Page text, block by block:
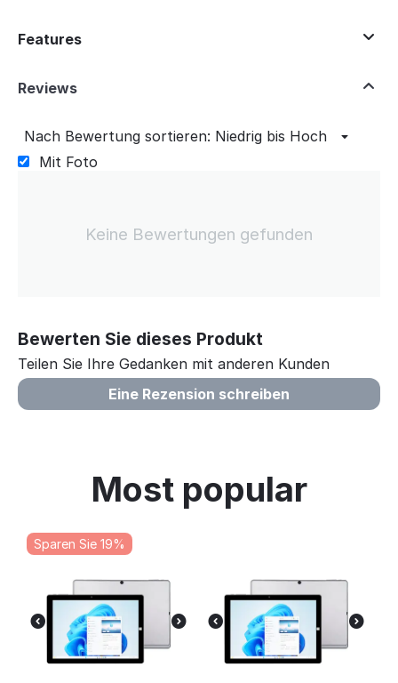
Features
Reviews
Nach Bewertung sortieren: Niedrig bis Hoch
Mit Foto
Keine Bewertungen gefunden
Bewerten Sie dieses Produkt
Teilen Sie Ihre Gedanken mit anderen Kunden
Eine Rezension schreiben
Most popular
Sparen Sie 19%